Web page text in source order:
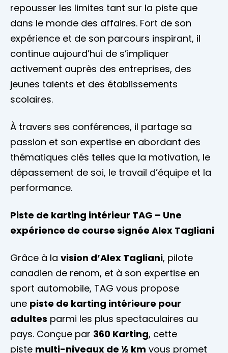
repousser les limites tant sur la piste que
dans le monde des affaires. Fort de son
expérience et de son parcours inspirant, il
continue aujourd’hui de s’impliquer
activement auprès des entreprises, des
jeunes talents et des établissements
scolaires.
À travers ses conférences, il partage sa
passion et son expertise en abordant des
thématiques clés telles que la motivation, le
dépassement de soi, le travail d’équipe et la
performance.
Piste de karting intérieur TAG – Une
expérience de course signée Alex Tagliani
Grâce à la vision d’Alex Tagliani, pilote
canadien de renom, et à son expertise en
sport automobile, TAG vous propose
une piste de karting intérieure pour
adultes parmi les plus spectaculaires au
pays. Conçue par 360 Karting, cette
piste multi-niveaux de ½ km vous promet